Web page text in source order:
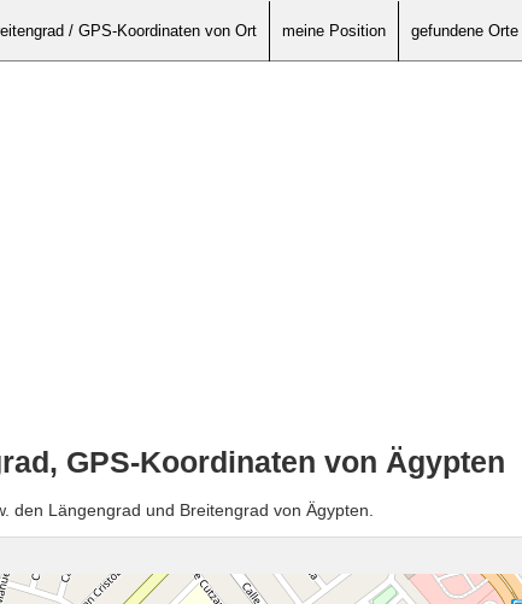
/ GPS-Koordinaten von Ort meine Position gefundene Orte
GPS-Koordinaten von Ägypten
den Längengrad und Breitengrad von Ägypten.